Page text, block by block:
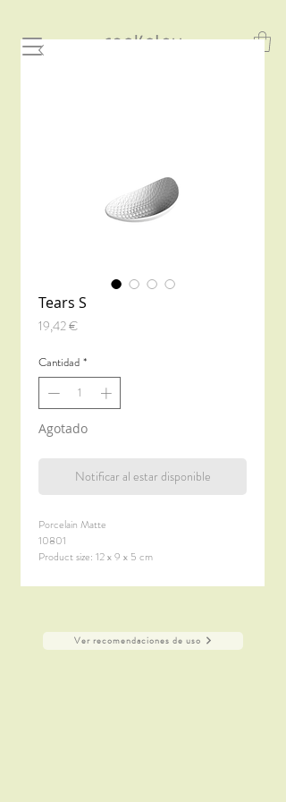
Tears S
19,42 €Precio
Cantidad *
Agotado
Notificar al estar disponible
Porcelain Matte
10801
Product size: 12 x 9 x 5 cm
Ver recomendaciones de uso